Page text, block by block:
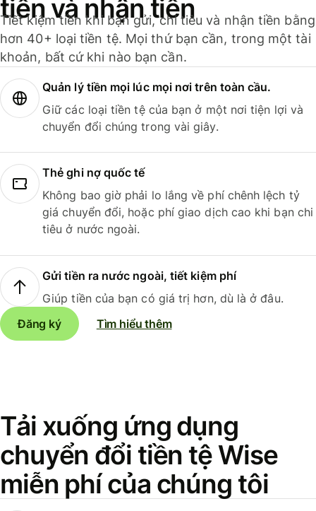
tiền và nhận tiền
Tiết kiệm tiền khi bạn gửi, chi tiêu và nhận tiền bằng
hơn 40+ loại tiền tệ. Mọi thứ bạn cần, trong một tài
khoản, bất cứ khi nào bạn cần.
Quản lý tiền mọi lúc mọi nơi trên toàn cầu.
Giữ các loại tiền tệ của bạn ở một nơi tiện lợi và
chuyển đổi chúng trong vài giây.
Thẻ ghi nợ quốc tế
Không bao giờ phải lo lắng về phí chênh lệch tỷ
giá chuyển đổi, hoặc phí giao dịch cao khi bạn chi
tiêu ở nước ngoài.
Gửi tiền ra nước ngoài, tiết kiệm phí
Giúp tiền của bạn có giá trị hơn, dù là ở đâu.
Đăng ký
Tìm hiểu thêm
Tải xuống ứng dụng
chuyển đổi tiền tệ Wise
miễn phí của chúng tôi